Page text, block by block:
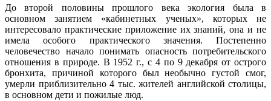
До второй половины прошлого века экология была в
основном занятием «кабинетных ученых», которых не
интересовало практические приложение их знаний, она и не
имела особого практического значения. Постепенно
человечество начало понимать опасность потребительского
отношения в природе. В 1952 г., с 4 по 9 декабря от острого
бронхита, причиной которого был необычно густой смог,
умерли приблизительно 4 тыс. жителей английской столицы,
в основном дети и пожилые люд.